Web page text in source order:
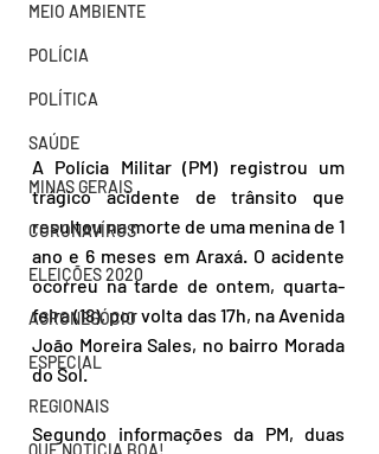
MEIO AMBIENTE
POLÍCIA
POLÍTICA
SAÚDE
MINAS GERAIS
CORONAVÍRUS
ELEIÇÕES 2020
AGRONEGÓCIO
ESPECIAL
REGIONAIS
QUE NOTÍCIA BOA!
A Polícia Militar (PM) registrou um
trágico acidente de trânsito que
resultou na morte de uma menina de 1
ano e 6 meses em Araxá. O acidente
ocorreu na tarde de ontem, quarta-
feira (18), por volta das 17h, na Avenida
João Moreira Sales, no bairro Morada
do Sol.
Segundo informações da PM, duas